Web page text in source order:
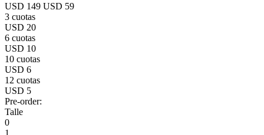
USD 149 USD 59
3 cuotas
USD 20
6 cuotas
USD 10
10 cuotas
USD 6
12 cuotas
USD 5
Pre-order:
Talle
0
1